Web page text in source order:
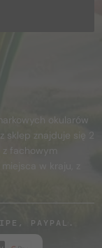
okularów
sklep znajduje się 2
fachowym
w kraju, z
PAYPAL.